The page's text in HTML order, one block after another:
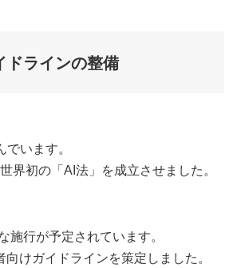
ドラインの整備
います。
界初の「AI法」を成立させました。
施行が予定されています。
向けガイドラインを策定しました。